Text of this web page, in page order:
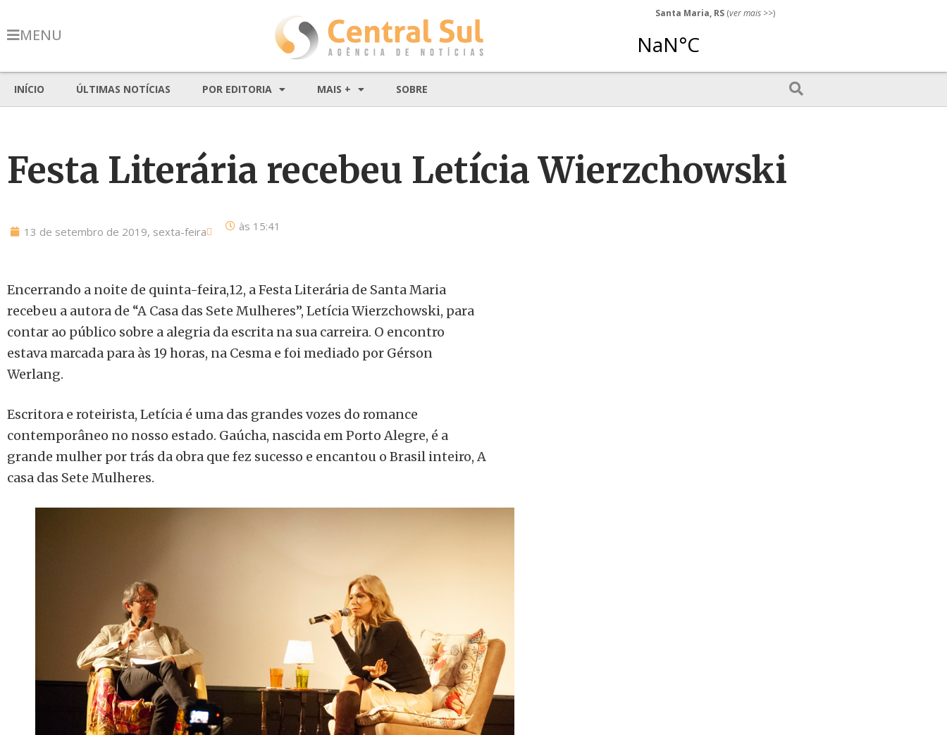
MENU
Santa Maria, RS (ver mais >>)
INÍCIO ÚLTIMAS NOTÍCIAS POR EDITORIA MAIS + SOBRE
Festa Literária recebeu Letícia Wierzchowski
13 de setembro de 2019, sexta-feira às 15:41
Encerrando a noite de quinta-feira,12, a Festa Literária de Santa Maria
recebeu a autora de “A Casa das Sete Mulheres”, Letícia Wierzchowski, para
contar ao público sobre a alegria da escrita na sua carreira. O encontro
estava marcada para às 19 horas, na Cesma e foi mediado por Gérson
Werlang.
Escritora e roteirista, Letícia é uma das grandes vozes do romance
contemporâneo no nosso estado. Gaúcha, nascida em Porto Alegre, é a
grande mulher por trás da obra que fez sucesso e encantou o Brasil inteiro, A
casa das Sete Mulheres.